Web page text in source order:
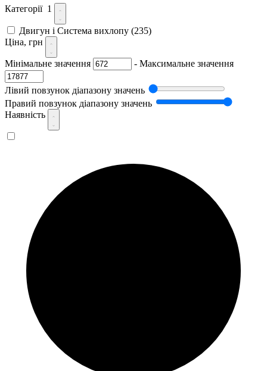
Категорії 1
Двигун і Система вихлопу (235)
Ціна, грн
Мінімальне значення - Максимальне значення
Лівий повзунок діапазону значень
Правий повзунок діапазону значень
Наявність